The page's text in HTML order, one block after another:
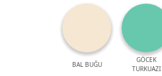
BAL BUĞU
GÖCEK
TURKUAZI